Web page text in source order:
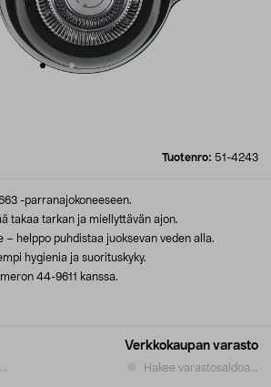
Tuotenro: 51-4243
Verkkokaupan varasto
Hakee varastosaldoa...
-parranajokoneeseen.
takaa tarkan ja miellyttävän ajon.
– helppo puhdistaa juoksevan veden alla.
hygienia ja suorituskyky.
44-9611 kanssa.